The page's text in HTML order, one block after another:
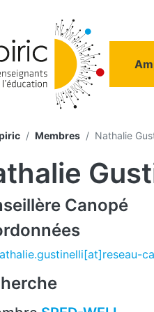
Membres Nathalie
Canopé